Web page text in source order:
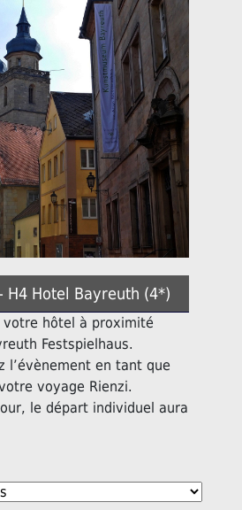
H4 Hotel Bayreuth (4*)
votre hôtel à proximité
Festspielhaus.
l’évènement en tant que
voyage Rienzi.
le départ individuel aura